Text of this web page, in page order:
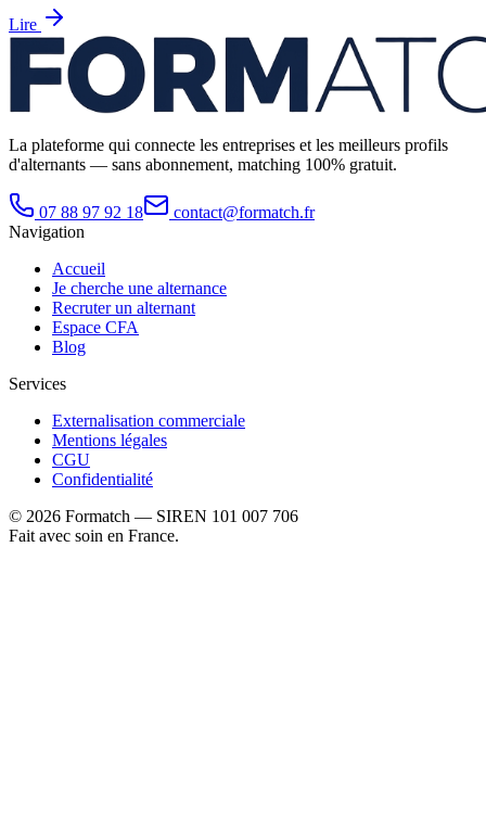
Lire
La plateforme qui connecte les entreprises et les meilleurs profils
d'alternants — sans abonnement, matching 100% gratuit.
07 88 97 92 18
contact@formatch.fr
Navigation
Accueil
Je cherche une alternance
Recruter un alternant
Espace CFA
Blog
Services
Externalisation commerciale
Mentions légales
CGU
Confidentialité
© 2026 Formatch — SIREN 101 007 706
Fait avec soin en France.